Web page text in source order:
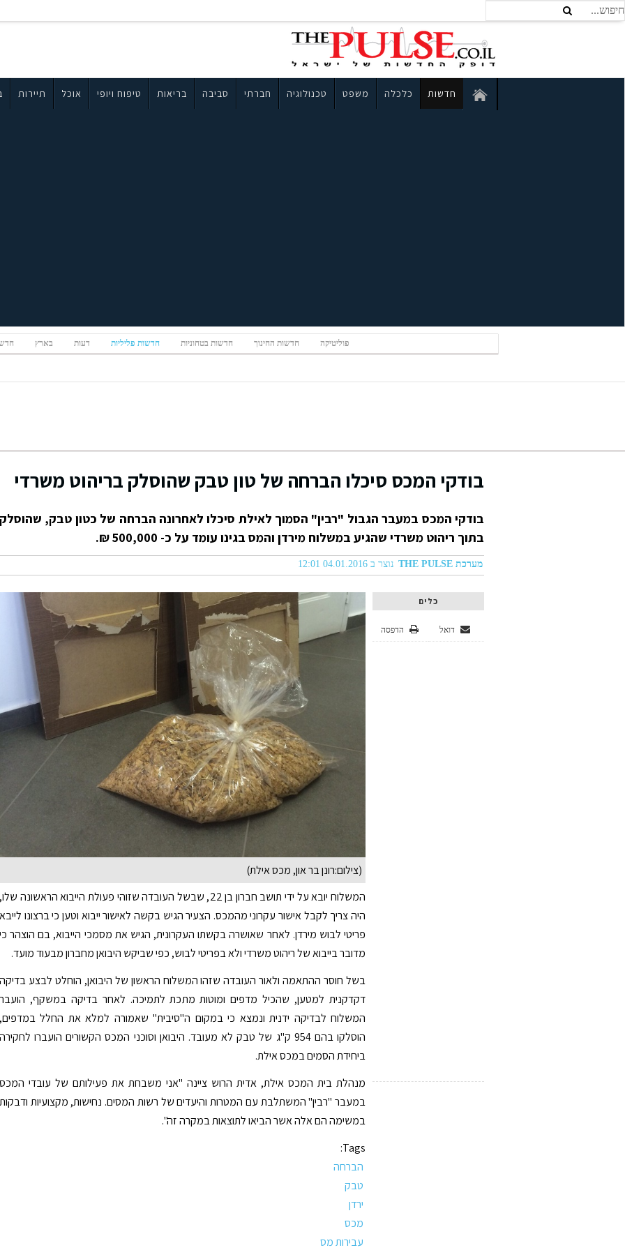
חדשות כלכלה משפט טכנולוגיה חברתי סביבה בריאות טיפוח ויופי אוכל תיירות
פוליטיקה חדשות החינוך חדשות בטחוניות חדשות פליליות דעות בארץ
בודקי המכס סיכלו הברחה של טון טבק שהוסלק בריהוט משרדי
בודקי המכס במעבר הגבול "רבין" הסמוך לאילת סיכלו לאחרונה הברחה של כטון טבק, שהוסלק
בתוך ריהוט משרדי שהגיע במשלוח מירדן והמס בגינו עומד על כ- 500,000 ₪.
מערכת THE PULSE נוצר ב 04.01.2016 12:01
כלים
הדפסה דואל
(צילום:רונן בר און, מכס אילת)
המשלוח יובא על ידי תושב חברון בן 22, שבשל העובדה שזוהי פעולת הייבוא הראשונה שלו,
היה צריך לקבל אישור עקרוני מהמכס. הצעיר הגיש בקשה לאישור ייבוא וטען כי ברצונו לייבא
פריטי לבוש מירדן. לאחר שאושרה בקשתו העקרונית, הגיש את מסמכי הייבוא, בם הוצהר כי
מדובר בייבוא של ריהוט משרדי ולא בפריטי לבוש, כפי שביקש היבואן מחברון מבעוד מועד.
בשל חוסר ההתאמה ולאור העובדה שזהו המשלוח הראשון של היבואן, הוחלט לבצע בדיקה
דקדקנית למטען, שהכיל מדפים ומוטות מתכת לתמיכה. לאחר בדיקה במשקף, הועבר
המשלוח לבדיקה ידנית ונמצא כי במקום ה"סיבית" שאמורה למלא את החלל במדפים,
הוסלקו בהם 954 ק"ג של טבק לא מעובד. היבואן וסוכני המכס הקשורים הועברו לחקירה
ביחידת הסמים במכס אילת.
מנהלת בית המכס אילת, אדית הרוש ציינה "אני משבחת את פעילותם של עובדי המכס
במעבר "רבין" המשתלבת עם המטרות והיעדים של רשות המסים. נחישות, מקצועיות ודבקות
במשימה הם אלה אשר הביאו לתוצאות במקרה זה".
Tags:
הברחה
טבק
ירדן
מכס
עבירות מס